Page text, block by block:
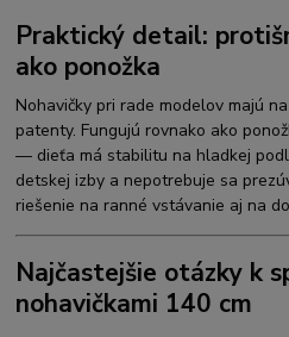
Praktický detail:
ako ponožka
Nohavičky pri rade modelov majú
patenty. Fungujú rovnako ako
— dieťa má stabilitu na hladkej
detskej izby a nepotrebuje sa
riešenie na ranné vstávanie aj na
Najčastejšie otázky k
nohavičkami 140 cm